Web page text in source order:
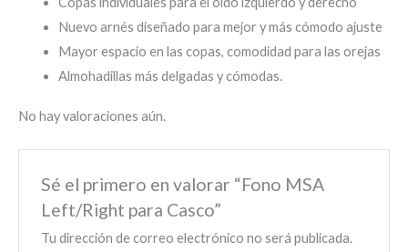
Nuevo arnés diseñado para mejor y más cómodo ajuste
Mayor espacio en las copas, comodidad para las orejas
Almohadillas más delgadas y cómodas.
No hay valoraciones aún.
Sé el primero en valorar “Fono MSA
Left/Right para Casco”
Tu dirección de correo electrónico no será publicada.